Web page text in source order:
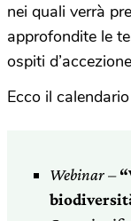
nei quali verrà
approfondite le
ospiti
Ecco il
Webinar –